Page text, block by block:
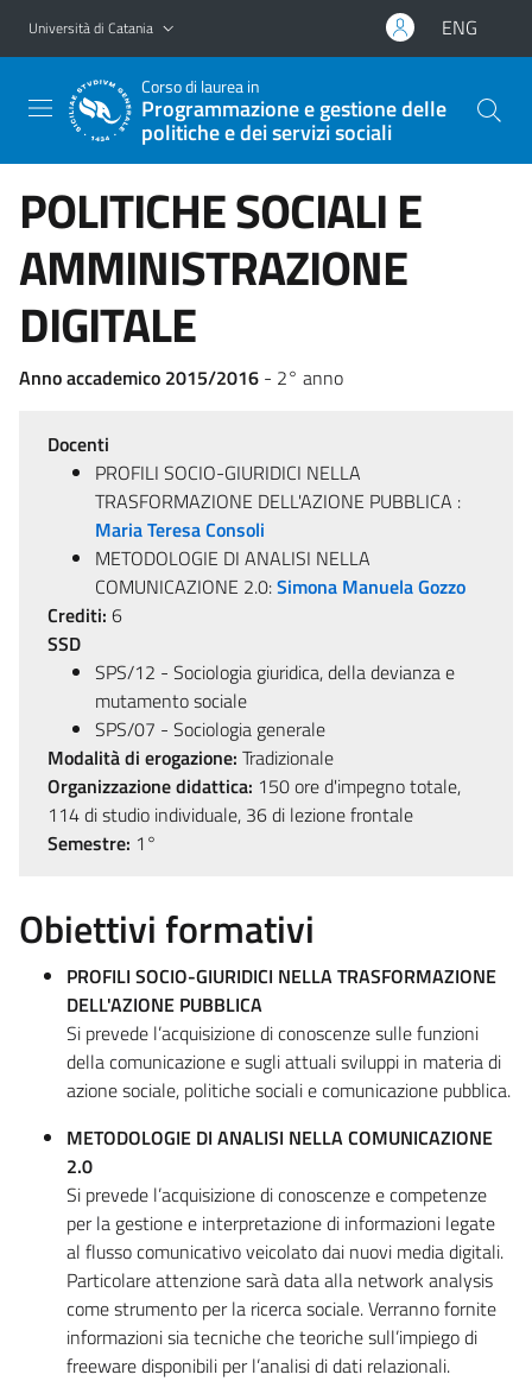
Vai al contenuto principale
Vai al menu di navigazione
Università di Catania ENG
Corso di laurea in
Programmazione e gestione delle
politiche e dei servizi sociali
POLITICHE SOCIALI E
AMMINISTRAZIONE
DIGITALE
Anno accademico 2015/2016 - 2° anno
Docenti
PROFILI SOCIO-GIURIDICI NELLA
TRASFORMAZIONE DELL'AZIONE PUBBLICA :
Maria Teresa Consoli
METODOLOGIE DI ANALISI NELLA
COMUNICAZIONE 2.0:Simona Manuela Gozzo
Crediti: 6
SSD
SPS/12 - Sociologia giuridica, della devianza e
mutamento sociale
SPS/07 - Sociologia generale
Modalità di erogazione: Tradizionale
Organizzazione didattica: 150 ore d'impegno totale,
114 di studio individuale, 36 di lezione frontale
Semestre: 1°
Obiettivi formativi
PROFILI SOCIO-GIURIDICI NELLA TRASFORMAZIONE
DELL'AZIONE PUBBLICA
Si prevede l’acquisizione di conoscenze sulle funzioni
della comunicazione e sugli attuali sviluppi in materia di
azione sociale, politiche sociali e comunicazione pubblica.
METODOLOGIE DI ANALISI NELLA COMUNICAZIONE
2.0
Si prevede l’acquisizione di conoscenze e competenze
per la gestione e interpretazione di informazioni legate
al flusso comunicativo veicolato dai nuovi media digitali.
Particolare attenzione sarà data alla network analysis
come strumento per la ricerca sociale. Verranno fornite
informazioni sia tecniche che teoriche sull’impiego di
freeware disponibili per l’analisi di dati relazionali.